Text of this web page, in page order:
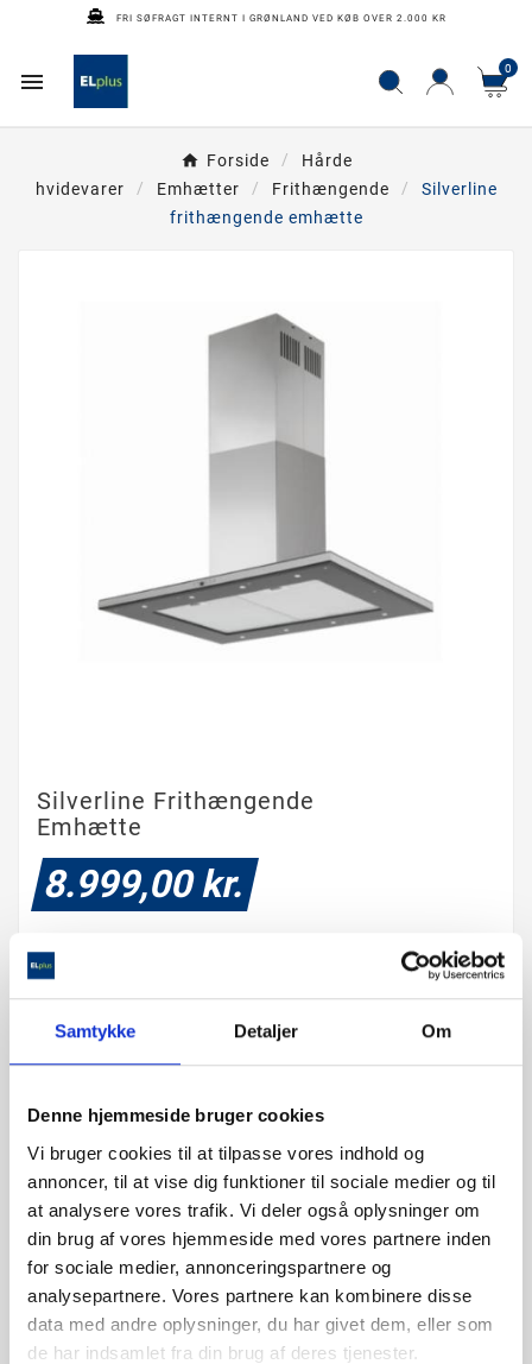
Samtykke Detaljer Om
Denne hjemmeside bruger cookies
Vi bruger cookies til at tilpasse vores indhold og
annoncer, til at vise dig funktioner til sociale medier og til
at analysere vores trafik. Vi deler også oplysninger om
din brug af vores hjemmeside med vores partnere inden
for sociale medier, annonceringspartnere og
analysepartnere. Vores partnere kan kombinere disse
data med andre oplysninger, du har givet dem, eller som
de har indsamlet fra din brug af deres tjenester.
FRI SØFRAGT INTERNT I GRØNLAND VED KØB OVER 2.000 KR
 0
Forside
Hårde
hvidevarer
Emhætter Frithængende
Silverline
frithængende emhætte
Silverline Frithængende
Emhætte
8.999,00 kr.
oplyses efterfølgende på mail
6-8 ugers levering
Kapacitet 263 - 461 m3/t (boost 708 m3/t)
Lydniveau 44 – 56 dB (boost 66 dB)
4 hastigheder
Easytouch betjening
Belysning 8 x 1,1W LED
Digitalt display
Eftersug funktion
Fjernbetjening
ANTAL :